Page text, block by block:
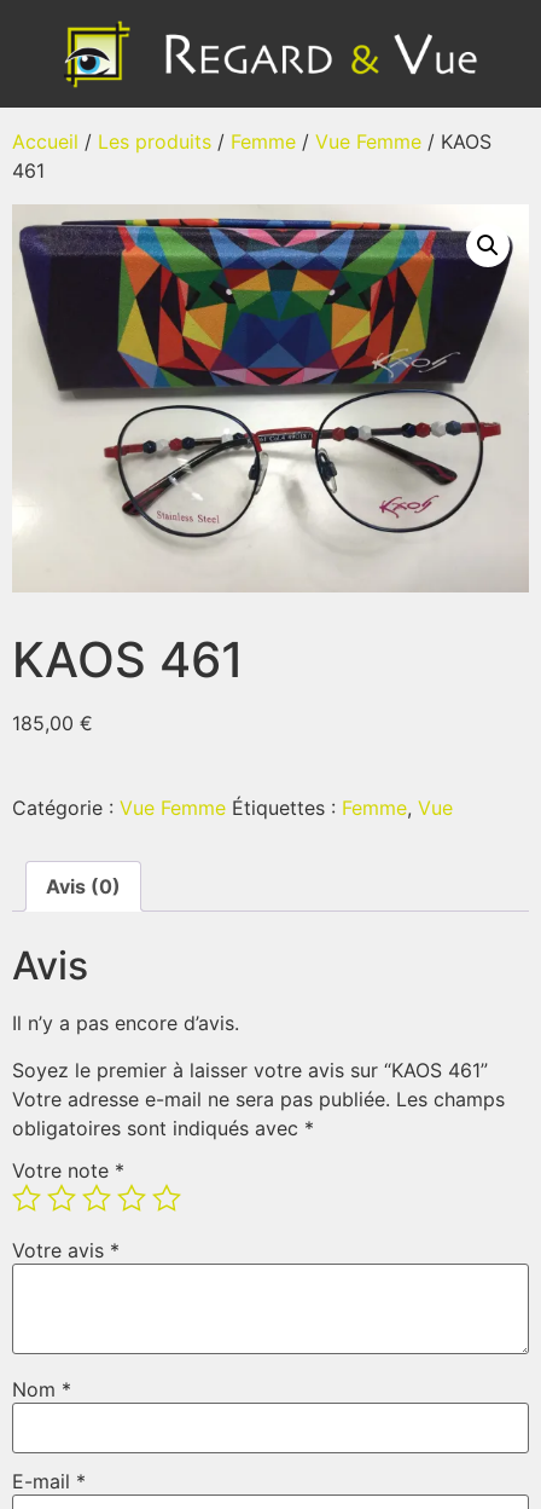
Accueil / Les produits / Femme / Vue Femme / KAOS
461
KAOS 461
185,00 €
Catégorie : Vue Femme Étiquettes : Femme, Vue
Avis (0)
Avis
Il n’y a pas encore d’avis.
Soyez le premier à laisser votre avis sur “KAOS 461”
Votre adresse e-mail ne sera pas publiée. Les champs
obligatoires sont indiqués avec *
Votre note *
Votre avis *
Nom *
E-mail *